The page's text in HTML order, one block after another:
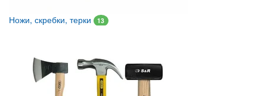
Ножи, скребки, терки 13